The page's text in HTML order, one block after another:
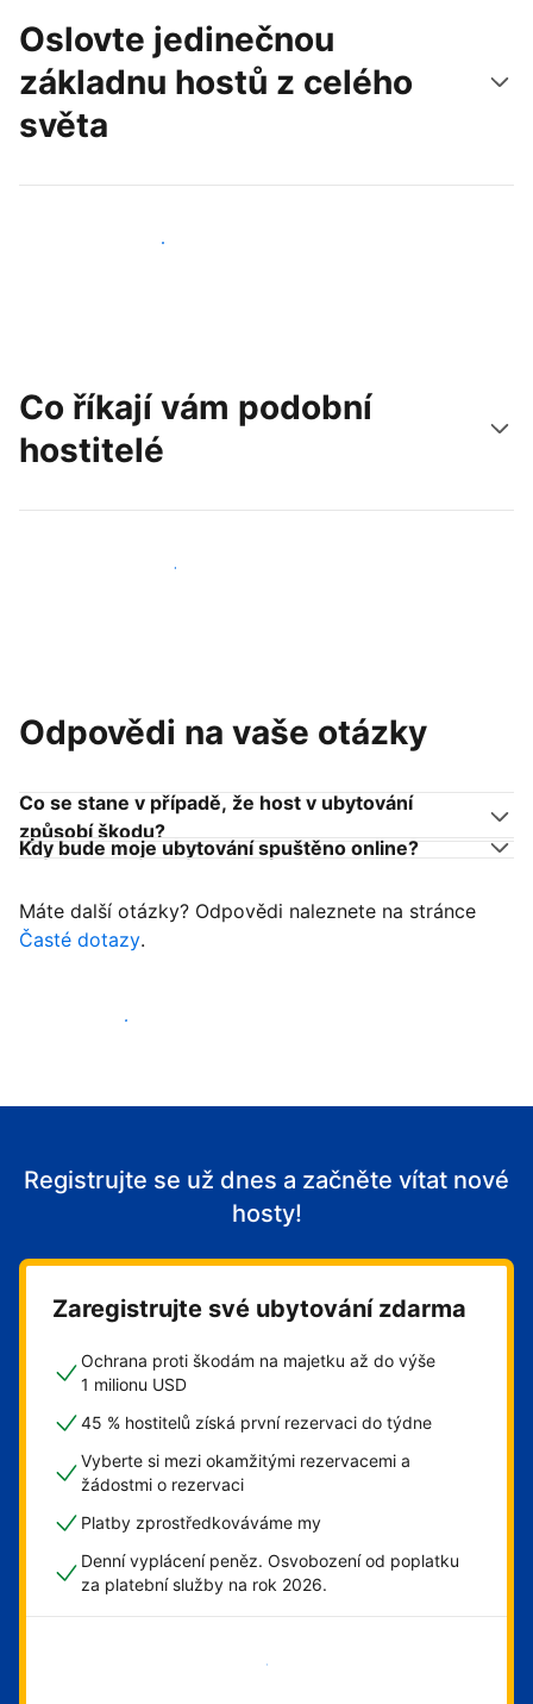
Oslovte jedinečnou
základnu hostů z celého
světa
Oslovit nové hosty už dnes
Co říkají vám podobní
hostitelé
Připojit se k dalším hostitelům
Odpovědi na vaše otázky
Co se stane v případě, že host v ubytování
způsobí škodu?
Kdy bude moje ubytování spuštěno online?
Máte další otázky? Odpovědi naleznete na stránce
Časté dotazy.
Začít přijímat hosty
Registrujte se už dnes a začněte vítat nové
hosty!
Zaregistrujte své ubytování zdarma
Ochrana proti škodám na majetku až do výše
1 milionu USD
45 % hostitelů získá první rezervaci do týdne
Vyberte si mezi okamžitými rezervacemi a
žádostmi o rezervaci
Platby zprostředkováváme my
Denní vyplácení peněz. Osvobození od poplatku
za platební služby na rok 2026.
Začít hned